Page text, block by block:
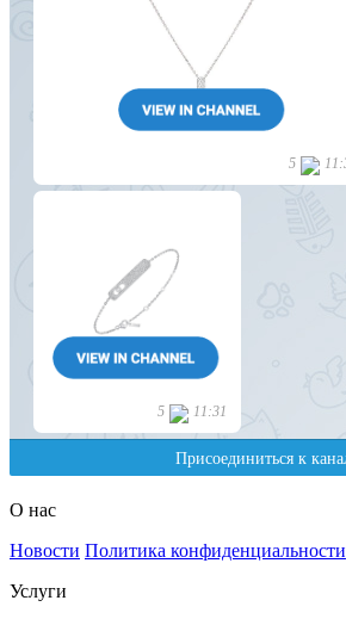
О нас
Новости Политика конфиденциальности
Услуги